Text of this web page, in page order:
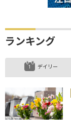
ランキング
デイリー